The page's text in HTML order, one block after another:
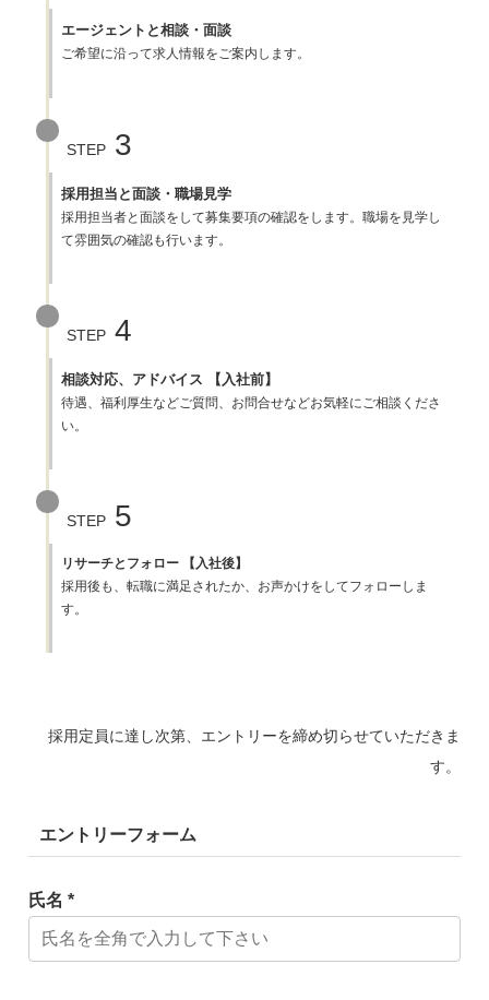
エージェントと相談・面談
ご希望に沿って求人情報をご案内します。
STEP 3
採用担当と面談・職場見学
採用担当者と面談をして募集要項の確認をします。職場を見学し
て雰囲気の確認も行います。
STEP 4
相談対応、アドバイス 【入社前】
待遇、福利厚生などご質問、お問合せなどお気軽にご相談くださ
い。
STEP 5
リサーチとフォロー 【入社後】
採用後も、転職に満足されたか、お声かけをしてフォローしま
す。
採用定員に達し次第、エントリーを締め切らせていただきま
す。
エントリーフォーム
氏名 *